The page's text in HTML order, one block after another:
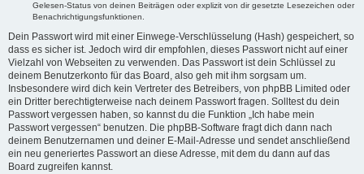
Gelesen-Status von deinen Beiträgen oder explizit von dir gesetzte Lesezeichen oder
Benachrichtigungsfunktionen.
Dein Passwort wird mit einer Einwege-Verschlüsselung (Hash) gespeichert, so
dass es sicher ist. Jedoch wird dir empfohlen, dieses Passwort nicht auf einer
Vielzahl von Webseiten zu verwenden. Das Passwort ist dein Schlüssel zu
deinem Benutzerkonto für das Board, also geh mit ihm sorgsam um.
Insbesondere wird dich kein Vertreter des Betreibers, von phpBB Limited oder
ein Dritter berechtigterweise nach deinem Passwort fragen. Solltest du dein
Passwort vergessen haben, so kannst du die Funktion „Ich habe mein
Passwort vergessen“ benutzen. Die phpBB-Software fragt dich dann nach
deinem Benutzernamen und deiner E-Mail-Adresse und sendet anschließend
ein neu generiertes Passwort an diese Adresse, mit dem du dann auf das
Board zugreifen kannst.